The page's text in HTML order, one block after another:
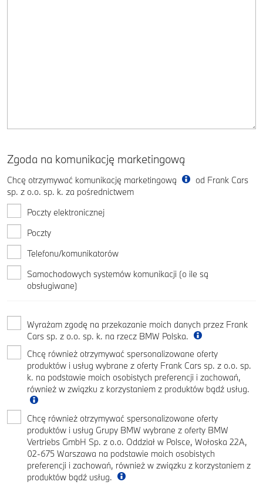
Zgoda na komunikację marketingową
Chcę otrzymywać komunikację marketingową
od Frank Cars
sp. z o.o. sp. k. za pośrednictwem
Poczty elektronicznej
Poczty
Telefonu/komunikatorów
Samochodowych systemów komunikacji (o ile są
obsługiwane)
Wyrażam zgodę na przekazanie moich danych przez Frank
Cars sp. z o.o. sp. k. na rzecz BMW Polska.
Chcę również otrzymywać spersonalizowane oferty
produktów i usług wybrane z oferty Frank Cars sp. z o.o. sp.
k. na podstawie moich osobistych preferencji i zachowań,
również w związku z korzystaniem z produktów bądź usług.
Chcę również otrzymywać spersonalizowane oferty
produktów i usług Grupy BMW wybrane z oferty BMW
Vertriebs GmbH Sp. z o.o. Oddział w Polsce, Wołoska 22A,
02-675 Warszawa na podstawie moich osobistych
preferencji i zachowań, również w związku z korzystaniem z
produktów bądź usług.